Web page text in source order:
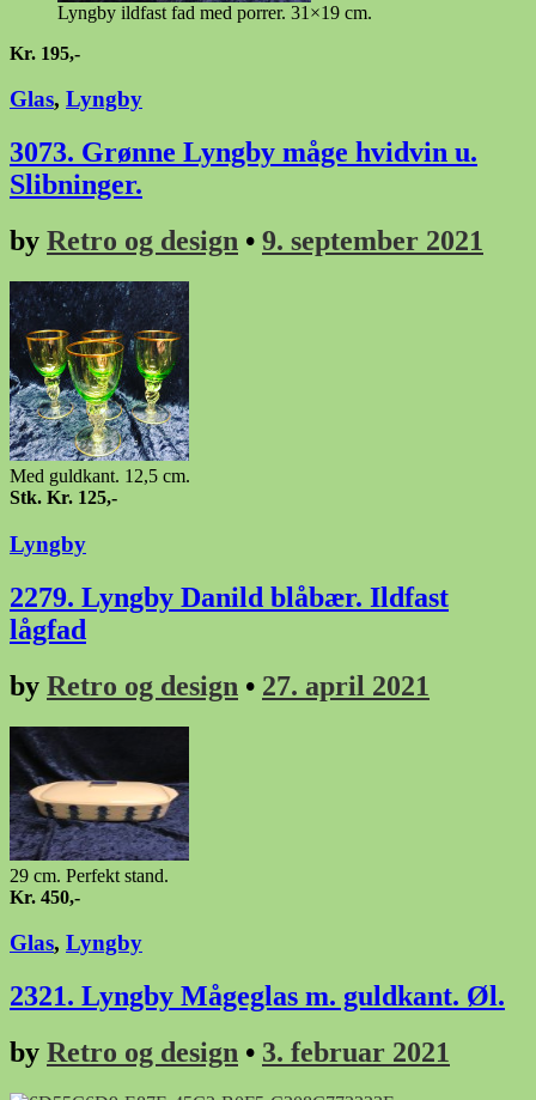
Lyngby ildfast fad med porrer. 31×19 cm.
Kr. 195,-
Glas, Lyngby
3073. Grønne Lyngby måge hvidvin u.
Slibninger.
by Retro og design • 9. september 2021
Med guldkant. 12,5 cm.
Stk. Kr. 125,-
Lyngby
2279. Lyngby Danild blåbær. Ildfast
lågfad
by Retro og design • 27. april 2021
29 cm. Perfekt stand.
Kr. 450,-
Glas, Lyngby
2321. Lyngby Mågeglas m. guldkant. Øl.
by Retro og design • 3. februar 2021